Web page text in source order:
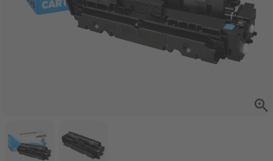
zoom_in